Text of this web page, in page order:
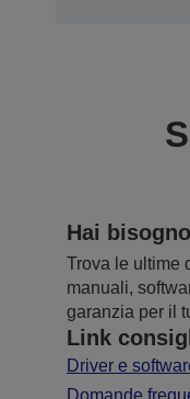
Hai
Trova le ultime
manuali,
garanzia per il
Link
Driver e
Domande